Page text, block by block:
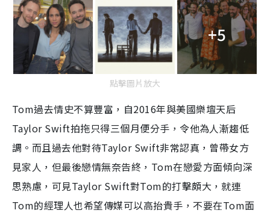
+5
點擊圖片放大
Tom過去情史不算豐富，自2016年與美國樂壇天后
Taylor Swift拍拖只得三個月便分手，令他為人漸趨低
調。而且過去他對待Taylor Swift非常認真，曾帶女方
見家人，但最後戀情無奈告終， Tom在戀愛方面傾向深
思熟慮，可見Taylor Swift對Tom的打擊頗大，就連
Tom的經理人也希望傳媒可以高抬貴手，不要在Tom面